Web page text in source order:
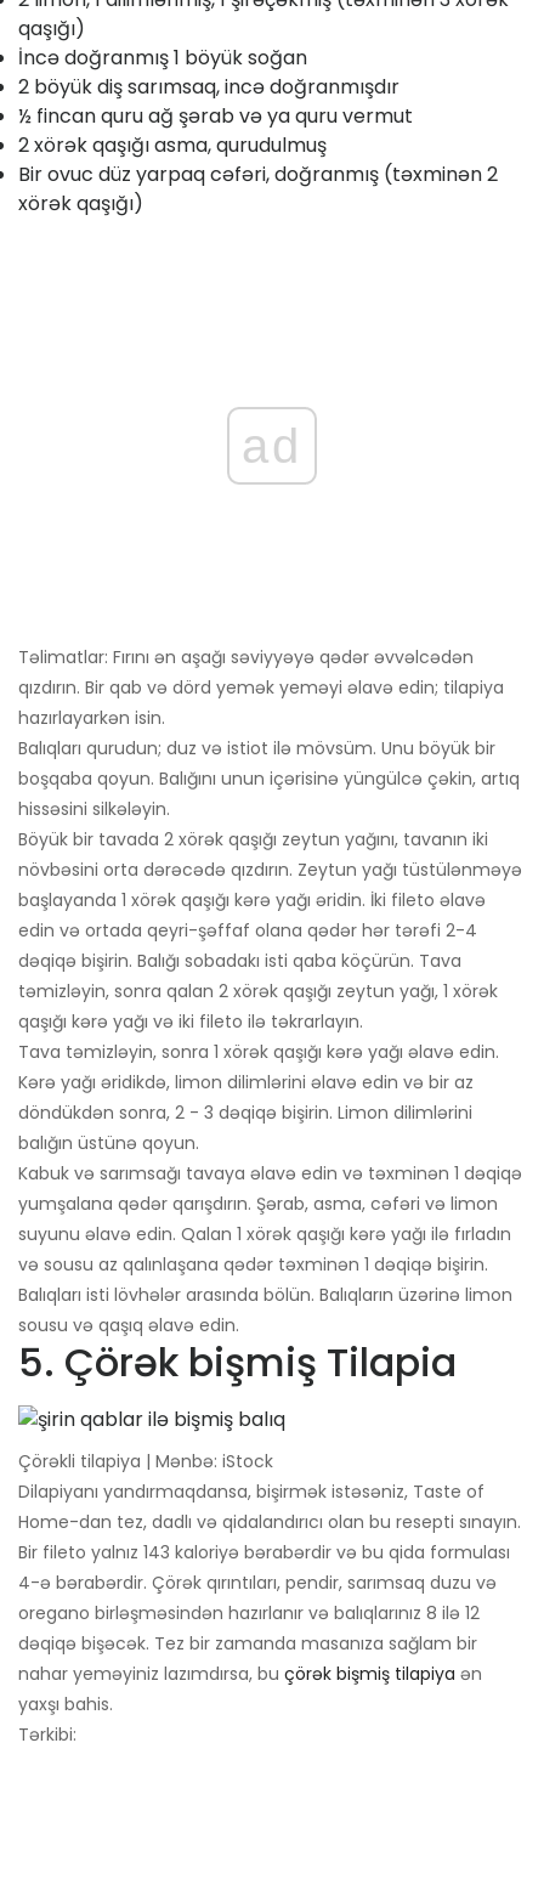
qaşığı)
İncə doğranmış 1 böyük soğan
2 böyük diş sarımsaq, incə doğranmışdır
½ fincan quru ağ şərab və ya quru vermut
2 xörək qaşığı asma, qurudulmuş
Bir ovuc düz yarpaq cəfəri, doğranmış (təxminən 2
xörək qaşığı)
ad
Təlimatlar: Fırını ən aşağı səviyyəyə qədər əvvəlcədən
qızdırın. Bir qab və dörd yemək yeməyi əlavə edin; tilapiya
hazırlayarkən isin.
Balıqları qurudun; duz və istiot ilə mövsüm. Unu böyük bir
boşqaba qoyun. Balığını unun içərisinə yüngülcə çəkin, artıq
hissəsini silkələyin.
Böyük bir tavada 2 xörək qaşığı zeytun yağını, tavanın iki
növbəsini orta dərəcədə qızdırın. Zeytun yağı tüstülənməyə
başlayanda 1 xörək qaşığı kərə yağı əridin. İki fileto əlavə
edin və ortada qeyri-şəffaf olana qədər hər tərəfi 2-4
dəqiqə bişirin. Balığı sobadakı isti qaba köçürün. Tava
təmizləyin, sonra qalan 2 xörək qaşığı zeytun yağı, 1 xörək
qaşığı kərə yağı və iki fileto ilə təkrarlayın.
Tava təmizləyin, sonra 1 xörək qaşığı kərə yağı əlavə edin.
Kərə yağı əridikdə, limon dilimlərini əlavə edin və bir az
döndükdən sonra, 2 - 3 dəqiqə bişirin. Limon dilimlərini
balığın üstünə qoyun.
Kabuk və sarımsağı tavaya əlavə edin və təxminən 1 dəqiqə
yumşalana qədər qarışdırın. Şərab, asma, cəfəri və limon
suyunu əlavə edin. Qalan 1 xörək qaşığı kərə yağı ilə fırladın
və sousu az qalınlaşana qədər təxminən 1 dəqiqə bişirin.
Balıqları isti lövhələr arasında bölün. Balıqların üzərinə limon
sousu və qaşıq əlavə edin.
5. Çörək bişmiş Tilapia
Çörəkli tilapiya | Mənbə: iStock
Dilapiyanı yandırmaqdansa, bişirmək istəsəniz, Taste of
Home-dan tez, dadlı və qidalandırıcı olan bu resepti sınayın.
Bir fileto yalnız 143 kaloriyə bərabərdir və bu qida formulası
4-ə bərabərdir. Çörək qırıntıları, pendir, sarımsaq duzu və
oregano birləşməsindən hazırlanır və balıqlarınız 8 ilə 12
dəqiqə bişəcək. Tez bir zamanda masanıza sağlam bir
nahar yeməyiniz lazımdırsa, bu çörək bişmiş tilapiya ən
yaxşı bahis.
Tərkibi: